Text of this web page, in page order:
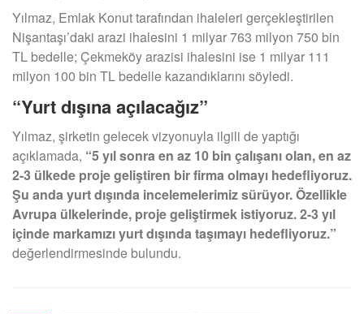
Yılmaz, Emlak Konut tarafından ihaleleri gerçekleştirilen
Nişantaşı’daki arazi ihalesini 1 milyar 763 milyon 750 bin
TL bedelle; Çekmeköy arazisi ihalesini ise 1 milyar 111
milyon 100 bin TL bedelle kazandıklarını söyledi.
“Yurt dışına açılacağız”
Yılmaz, şirketin gelecek vizyonuyla ilgili de yaptığı
açıklamada, “5 yıl sonra en az 10 bin çalışanı olan, en az
2-3 ülkede proje geliştiren bir firma olmayı hedefliyoruz.
Şu anda yurt dışında incelemelerimiz sürüyor. Özellikle
Avrupa ülkelerinde, proje geliştirmek istiyoruz. 2-3 yıl
içinde markamızı yurt dışında taşımayı hedefliyoruz.”
değerlendirmesinde bulundu.